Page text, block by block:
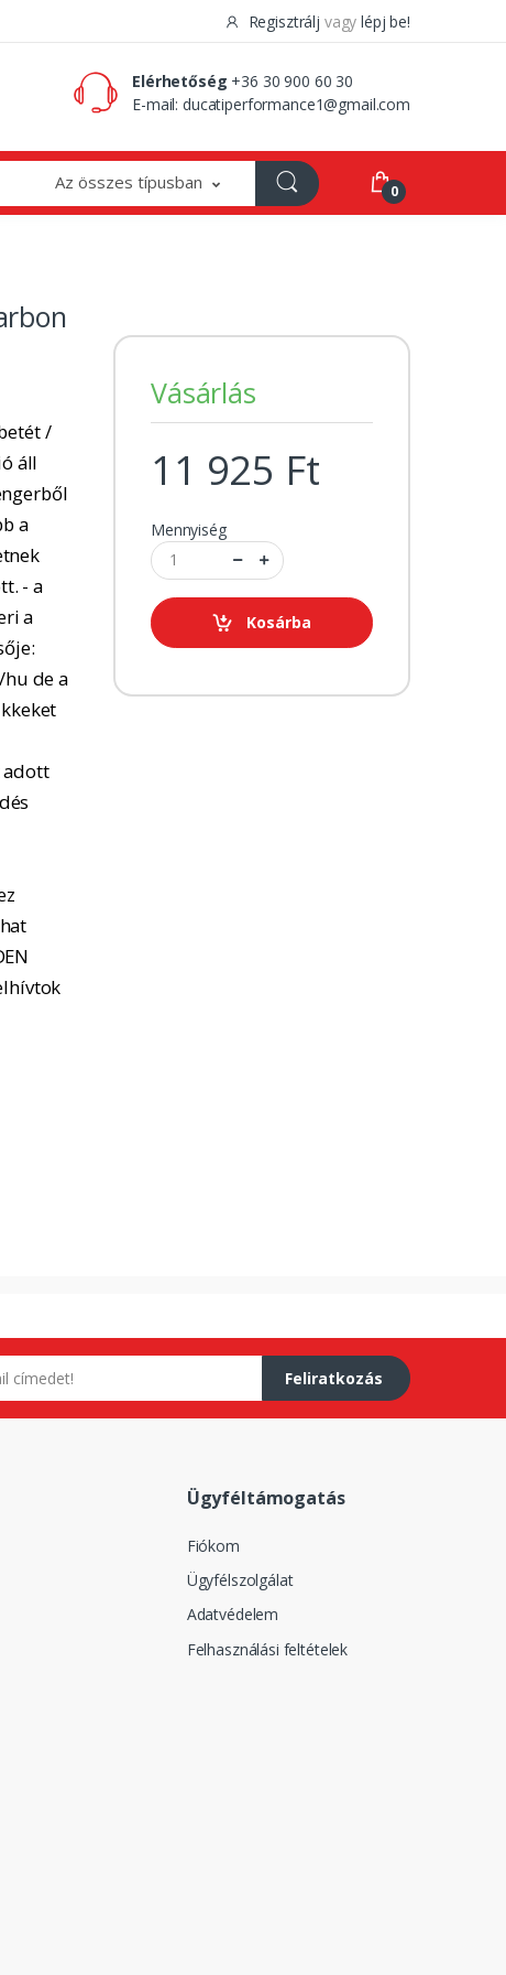
Regisztrálj vagy lépj be!
Elérhetőség +36 30 900 60 30
E-mail:ducatiperformance1@gmail.com
Az összes típusban 0
/
áll
a
- a
a
de a
adott
Vásárlás
11 925 Ft
Mennyiség
Kosárba
Feliratkozás
Ügyféltámogatás
Fiókom
Ügyfélszolgálat
Adatvédelem
Felhasználási feltételek